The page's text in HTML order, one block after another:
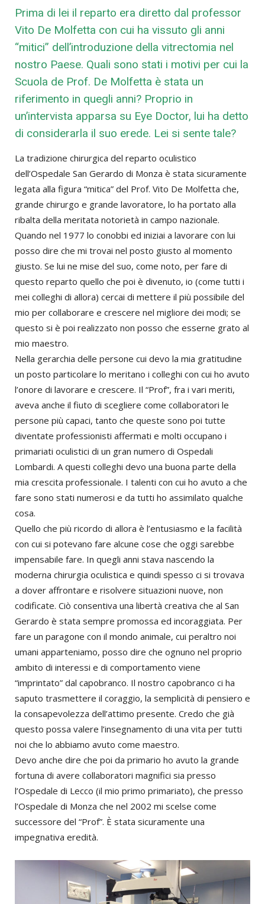
Prima di lei il reparto era diretto dal professor
Vito De Molfetta con cui ha vissuto gli anni
“mitici” dell’introduzione della vitrectomia nel
nostro Paese. Quali sono stati i motivi per cui la
Scuola de Prof. De Molfetta è stata un
riferimento in quegli anni? Proprio in
un’intervista apparsa su Eye Doctor, lui ha detto
di considerarla il suo erede. Lei si sente tale?
La tradizione chirurgica del reparto oculistico
dell’Ospedale San Gerardo di Monza è stata sicuramente
legata alla figura “mitica” del Prof. Vito De Molfetta che,
grande chirurgo e grande lavoratore, lo ha portato alla
ribalta della meritata notorietà in campo nazionale.
Quando nel 1977 lo conobbi ed iniziai a lavorare con lui
posso dire che mi trovai nel posto giusto al momento
giusto. Se lui ne mise del suo, come noto, per fare di
questo reparto quello che poi è divenuto, io (come tutti i
mei colleghi di allora) cercai di mettere il più possibile del
mio per collaborare e crescere nel migliore dei modi; se
questo si è poi realizzato non posso che esserne grato al
mio maestro.
Nella gerarchia delle persone cui devo la mia gratitudine
un posto particolare lo meritano i colleghi con cui ho avuto
l’onore di lavorare e crescere. Il “Prof”, fra i vari meriti,
aveva anche il fiuto di scegliere come collaboratori le
persone più capaci, tanto che queste sono poi tutte
diventate professionisti affermati e molti occupano i
primariati oculistici di un gran numero di Ospedali
Lombardi. A questi colleghi devo una buona parte della
mia crescita professionale. I talenti con cui ho avuto a che
fare sono stati numerosi e da tutti ho assimilato qualche
cosa.
Quello che più ricordo di allora è l’entusiasmo e la facilità
con cui si potevano fare alcune cose che oggi sarebbe
impensabile fare. In quegli anni stava nascendo la
moderna chirurgia oculistica e quindi spesso ci si trovava
a dover affrontare e risolvere situazioni nuove, non
codificate. Ciò consentiva una libertà creativa che al San
Gerardo è stata sempre promossa ed incoraggiata. Per
fare un paragone con il mondo animale, cui peraltro noi
umani apparteniamo, posso dire che ognuno nel proprio
ambito di interessi e di comportamento viene
“imprintato” dal capobranco. Il nostro capobranco ci ha
saputo trasmettere il coraggio, la semplicità di pensiero e
la consapevolezza dell’attimo presente. Credo che già
questo possa valere l’insegnamento di una vita per tutti
noi che lo abbiamo avuto come maestro.
Devo anche dire che poi da primario ho avuto la grande
fortuna di avere collaboratori magnifici sia presso
l’Ospedale di Lecco (il mio primo primariato), che presso
l’Ospedale di Monza che nel 2002 mi scelse come
successore del “Prof”. È stata sicuramente una
impegnativa eredità.